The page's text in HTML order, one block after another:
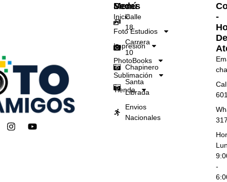
I Y
Menú
Inicio
Foto Estudios
Impresión
PhotoBooks
Sublimación
Tienda
Sedes
Calle
18
Carrera
10
Chapinero
Santa
Librada
Envios
Nacionales
-
De
-